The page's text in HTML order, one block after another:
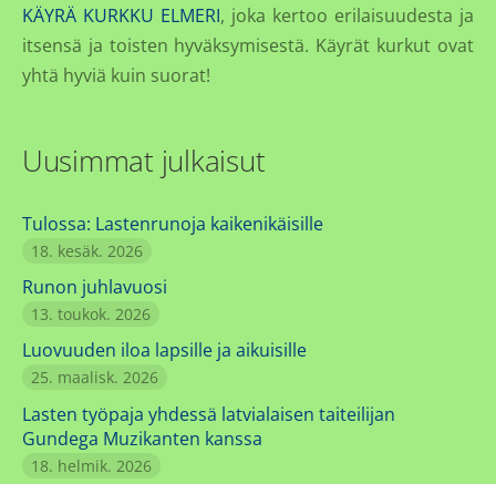
Uusimmat julkaisut
Tulossa: Lastenrunoja kaikenikäisille
18. kesäk. 2026
Runon juhlavuosi
13. toukok. 2026
Luovuuden iloa lapsille ja aikuisille
25. maalisk. 2026
Lasten työpaja yhdessä latvialaisen taiteilijan
Gundega Muzikanten kanssa
18. helmik. 2026
KÄYRÄ KURKKU ELMERI, joka kertoo erilaisuudesta ja
itsensä ja toisten hyväksymisestä. Käyrät kurkut ovat
yhtä hyviä kuin suorat!